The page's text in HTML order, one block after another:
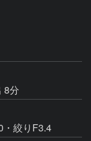
8分
絞りF3.4